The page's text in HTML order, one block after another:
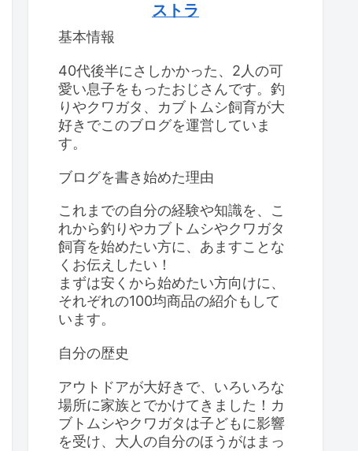
ストラ
基本情報
40代後半にさしかかった、2人の可
愛い息子をもったおじさんです。釣
りやクワガタ、カブトムシ飼育が大
好きでこのブログを運営していま
す。
ブログを書き始めた理由
これまでの自分の経験や知識を、こ
れから釣りやカブトムシやクワガタ
飼育を始めたい方に、あますことな
くお伝えしたい！
まずは安くから始めたい方向けに、
それぞれの100均商品の紹介もして
います。
自分の歴史
アウトドアが大好きで、いろいろな
場所に家族とでかけてきました！カ
ブトムシやクワガタは子どもに影響
を受け、大人の自分のほうがはまっ